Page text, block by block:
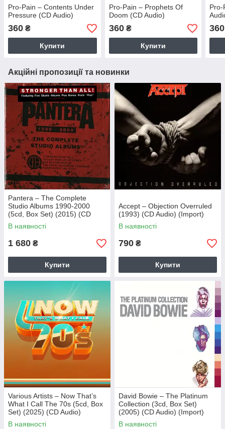
Pro-Pain – Contents Under
Pressure (CD Audio)
360 ₴
Купити
Pro-Pain – Prophets Of
Doom (CD Audio)
360₴
Купити
Pro-
360
Акційні пропозиції та новинки
Pantera – The Complete
Studio Albums 1990-2000
(5cd, Box Set) (2015) (CD
Audio) (Import)
В наявності
1 680 ₴
Купити
Accept – Objection Overruled
(1993) (CD Audio) (Import)
В наявності
790 ₴
Купити
Various Artists – Now That’s
What I Call The 70s (5cd, Box
Set) (2025) (CD Audio)
(Import)
В наявності
David Bowie – The Platinum
Collection (3cd, Box Set)
(2005) (CD Audio) (Import)
В наявності